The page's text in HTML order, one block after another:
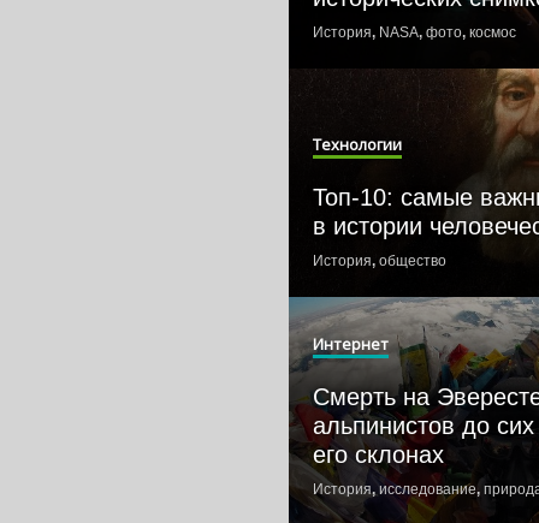
История, NASA, фото, космос
Технологии
Топ-10: самые
в истории
История, общество
Интернет
Смерть на
альпинистов до
его склонах
История, исследование,